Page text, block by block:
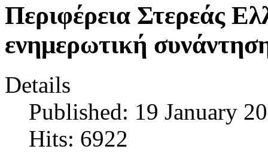
Περιφέρεια Στερεάς
ενημερωτική
Details
Published: 19 January
Hits: 6922